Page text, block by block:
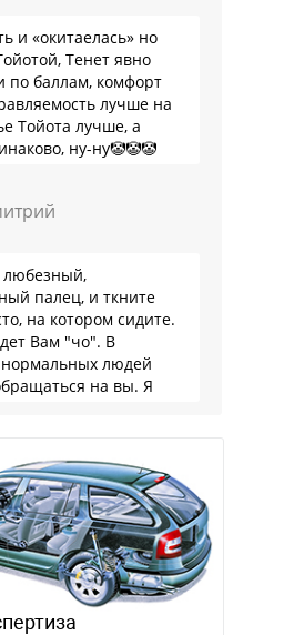
и «окитаелась» но
Тенет явно
по баллам, комфорт
лучше на
Тойота лучше, а
ну-ну🤡🤡🤡
любезный,
палец, и ткните
на котором сидите.
Вам "чо". В
людей
на вы. Я